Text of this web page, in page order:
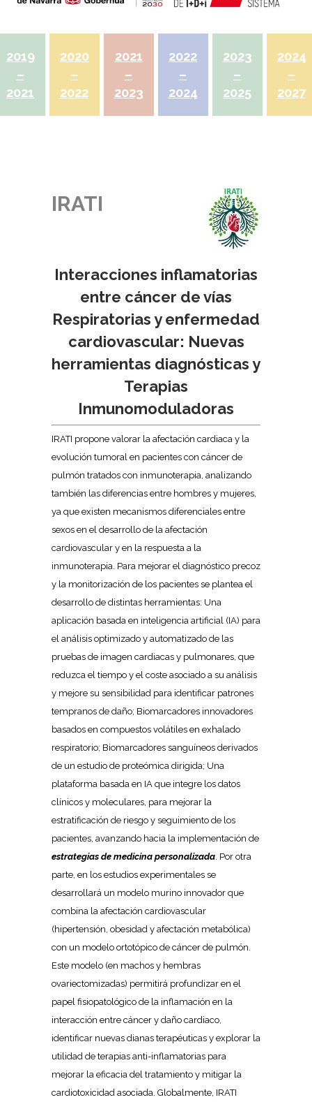
2019
–
2021
2020
–
2022
2021
–
2023
2022
–
2024
2023
–
2025
2024
–
2027
IRATI
Interacciones inflamatorias
entre cáncer de vías
Respiratorias y enfermedad
cardiovascular: Nuevas
herramientas diagnósticas y
Terapias
Inmunomoduladoras
IRATI propone valorar la afectación cardiaca y la
evolución tumoral en pacientes con cáncer de
pulmón tratados con inmunoterapia, analizando
también las diferencias entre hombres y mujeres,
ya que existen mecanismos diferenciales entre
sexos en el desarrollo de la afectación
cardiovascular y en la respuesta a la
inmunoterapia. Para mejorar el diagnóstico precoz
y la monitorización de los pacientes se plantea el
desarrollo de distintas herramientas: Una
aplicación basada en inteligencia artificial (IA) para
el análisis optimizado y automatizado de las
pruebas de imagen cardiacas y pulmonares, que
reduzca el tiempo y el coste asociado a su análisis
y mejore su sensibilidad para identificar patrones
tempranos de daño; Biomarcadores innovadores
basados en compuestos volátiles en exhalado
respiratorio; Biomarcadores sanguíneos derivados
de un estudio de proteómica dirigida; Una
plataforma basada en IA que integre los datos
clínicos y moleculares, para mejorar la
estratificación de riesgo y seguimiento de los
pacientes, avanzando hacia la implementación de
estrategias de medicina personalizada. Por otra
parte, en los estudios experimentales se
desarrollará un modelo murino innovador que
combina la afectación cardiovascular
(hipertensión, obesidad y afectación metabólica)
con un modelo ortotópico de cáncer de pulmón.
Este modelo (en machos y hembras
ovariectomizadas) permitirá profundizar en el
papel fisiopatológico de la inflamación en la
interacción entre cáncer y daño cardiaco,
identificar nuevas dianas terapéuticas y explorar la
utilidad de terapias anti-inflamatorias para
mejorar la eficacia del tratamiento y mitigar la
cardiotoxicidad asociada. Globalmente, IRATI